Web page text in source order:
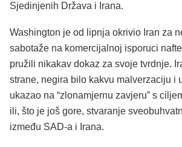
Sjedinjenih Država i Irana.
Washington je od lipnja okrivio Iran za
sabotaže na komercijalnoj isporuci
pružili nikakav dokaz za svoje tvrdnje.
strane, negira bilo kakvu malverzaciju i
ukazao na “zlonamjernu zavjeru” s
ili, što je još gore, stvaranje
između SAD-a i Irana.